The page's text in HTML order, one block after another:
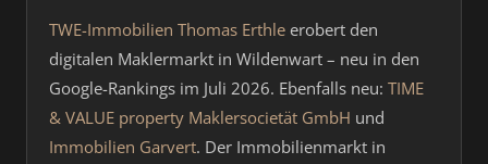
TWE-Immobilien Thomas Erthle erobert den
digitalen Maklermarkt in Wildenwart – neu in den
Google-Rankings im Juli 2026. Ebenfalls neu: TIME
& VALUE property Maklersocietät GmbH und
Immobilien Garvert. Der Immobilienmarkt in